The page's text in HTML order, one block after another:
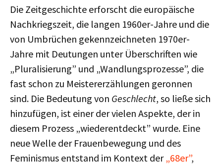
Die Zeitgeschichte erforscht die europäische
Nachkriegszeit, die langen 1960er-Jahre und die
von Umbrüchen gekennzeichneten 1970er-
Jahre mit Deutungen unter Überschriften wie
„Pluralisierung” und „Wandlungsprozesse”, die
fast schon zu Meistererzählungen geronnen
sind. Die Bedeutung von Geschlecht, so ließe sich
hinzufügen, ist einer der vielen Aspekte, der in
diesem Prozess „wiederentdeckt” wurde. Eine
neue Welle der Frauenbewegung und des
Feminismus entstand im Kontext der„68er”,